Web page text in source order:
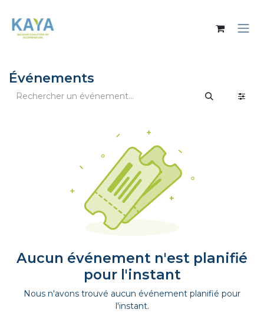
Événements
Aucun événement n'est planifié
pour l'instant
Nous n'avons trouvé aucun événement planifié pour
l'instant.